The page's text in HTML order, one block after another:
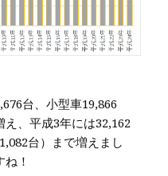
台、小型車19,866
、平成3年には32,162
台）まで増えまし
！